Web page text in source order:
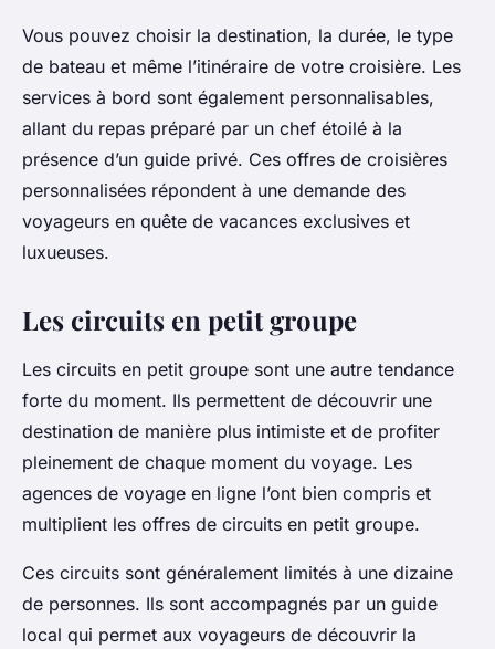
Vous pouvez choisir la destination, la durée, le type
de bateau et même l’itinéraire de votre croisière. Les
services à bord sont également personnalisables,
allant du repas préparé par un chef étoilé à la
présence d’un guide privé. Ces offres de croisières
personnalisées répondent à une demande des
voyageurs en quête de vacances exclusives et
luxueuses.
Les circuits en petit groupe
Les circuits en petit groupe sont une autre tendance
forte du moment. Ils permettent de découvrir une
destination de manière plus intimiste et de profiter
pleinement de chaque moment du voyage. Les
agences de voyage en ligne l’ont bien compris et
multiplient les offres de circuits en petit groupe.
Ces circuits sont généralement limités à une dizaine
de personnes. Ils sont accompagnés par un guide
local qui permet aux voyageurs de découvrir la